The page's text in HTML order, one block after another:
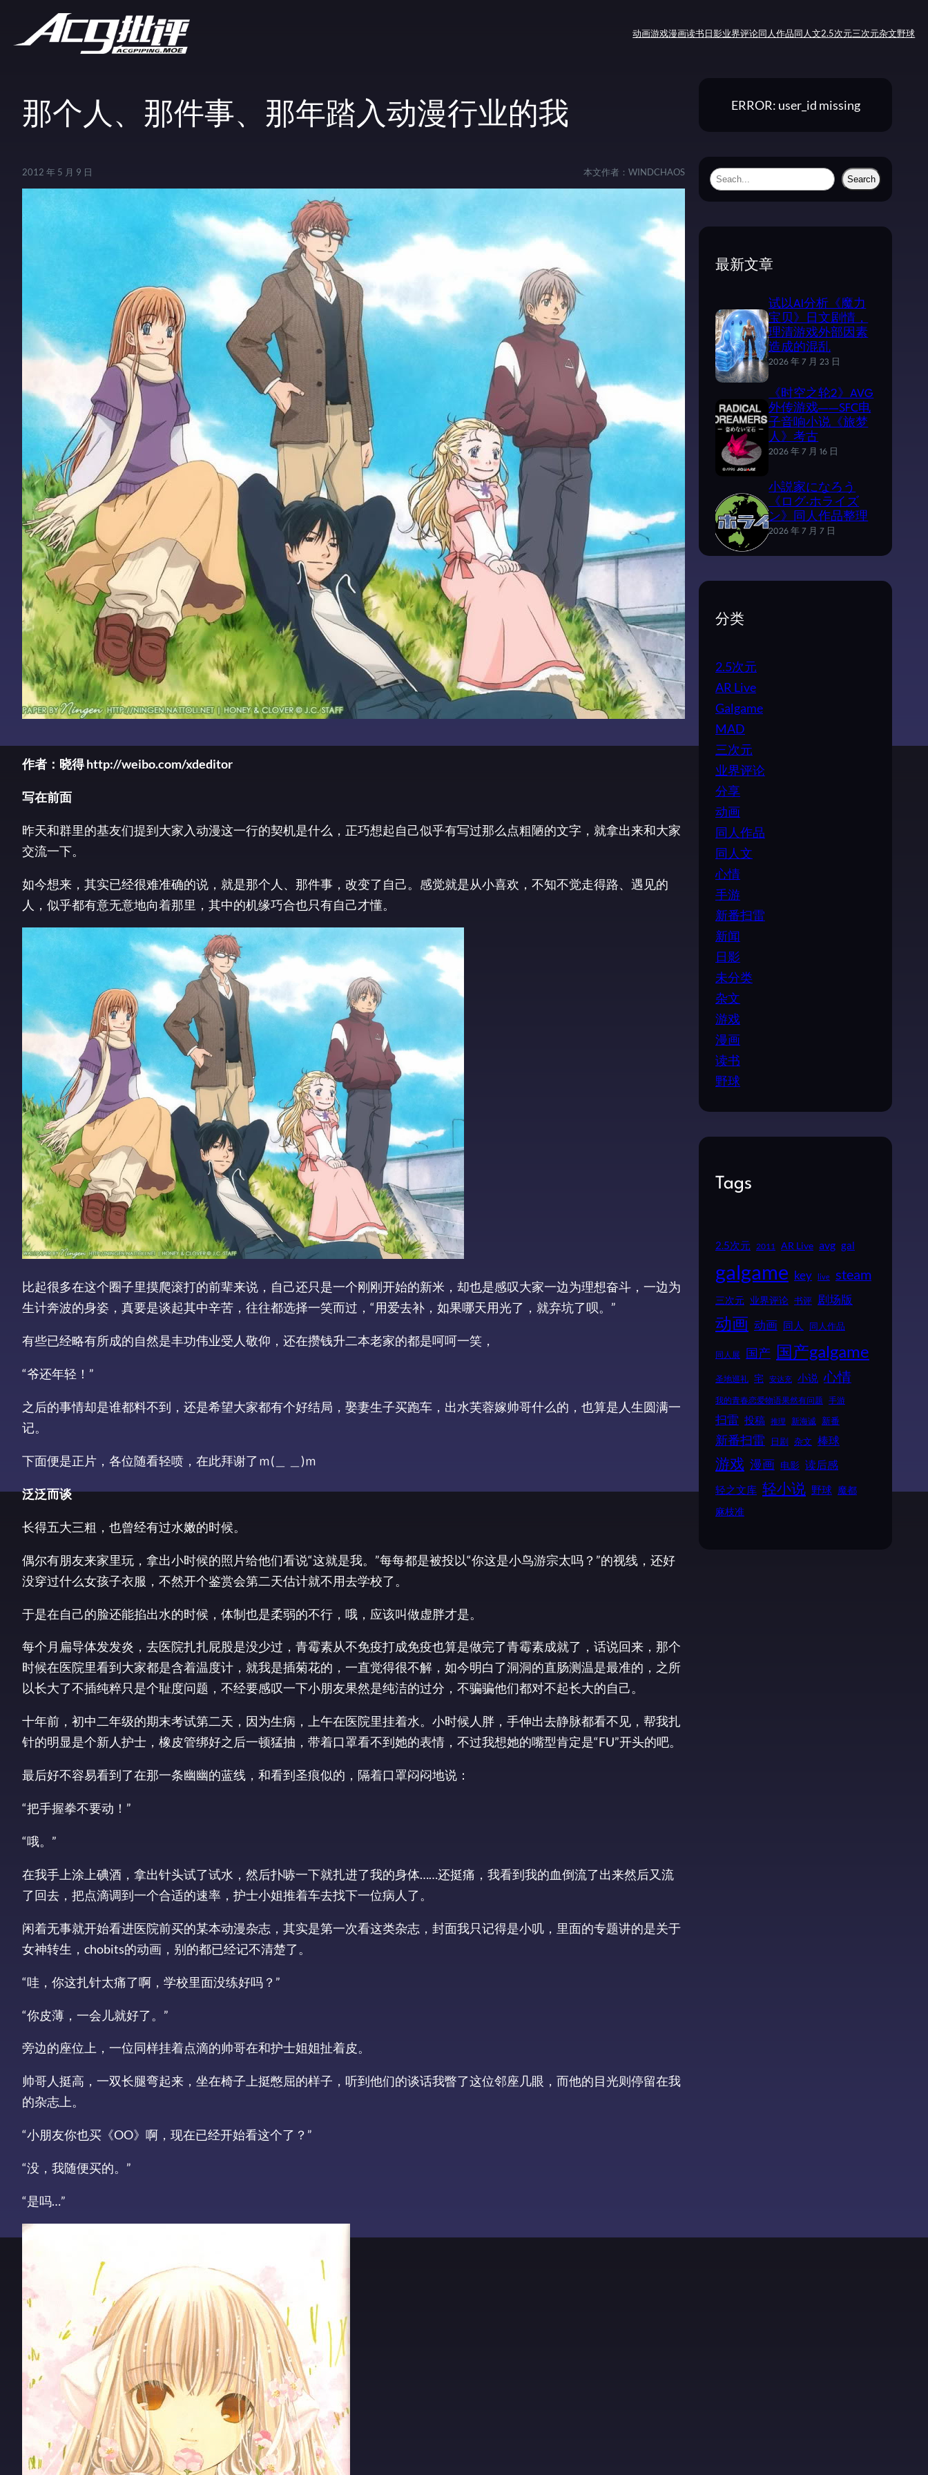
动画游戏漫画读书日影业界评论同人作品同人文2.5次元三次元杂文野球
那个人、那件事、那年踏入动漫行业的我
2012 年 5 月 9 日 本文作者： WINDCHAOS
作者：晓得 http://weibo.com/xdeditor
写在前面
昨天和群里的基友们提到大家入动漫这一行的契机是什么，正巧想起自己似乎有写过那么点粗陋的文字，就拿出来和大家
交流一下。
如今想来，其实已经很难准确的说，就是那个人、那件事，改变了自己。感觉就是从小喜欢，不知不觉走得路、遇见的
人，似乎都有意无意地向着那里，其中的机缘巧合也只有自己才懂。
比起很多在这个圈子里摸爬滚打的前辈来说，自己还只是一个刚刚开始的新米，却也是感叹大家一边为理想奋斗，一边为
生计奔波的身姿，真要是谈起其中辛苦，往往都选择一笑而过，“用爱去补，如果哪天用光了，就弃坑了呗。”
有些已经略有所成的自然是丰功伟业受人敬仰，还在攒钱升二本老家的都是呵呵一笑，
“爷还年轻！”
之后的事情却是谁都料不到，还是希望大家都有个好结局，娶妻生子买跑车，出水芙蓉嫁帅哥什么的，也算是人生圆满一
记。
下面便是正片，各位随看轻喷，在此拜谢了ｍ(＿ ＿)ｍ
泛泛而谈
长得五大三粗，也曾经有过水嫩的时候。
偶尔有朋友来家里玩，拿出小时候的照片给他们看说“这就是我。”每每都是被投以“你这是小鸟游宗太吗？”的视线，还好
没穿过什么女孩子衣服，不然开个鉴赏会第二天估计就不用去学校了。
于是在自己的脸还能掐出水的时候，体制也是柔弱的不行，哦，应该叫做虚胖才是。
每个月扁导体发发炎，去医院扎扎屁股是没少过，青霉素从不免疫打成免疫也算是做完了青霉素成就了，话说回来，那个
时候在医院里看到大家都是含着温度计，就我是插菊花的，一直觉得很不解，如今明白了洞洞的直肠测温是最准的，之所
以长大了不插纯粹只是个耻度问题，不经要感叹一下小朋友果然是纯洁的过分，不骗骗他们都对不起长大的自己。
十年前，初中二年级的期末考试第二天，因为生病，上午在医院里挂着水。小时候人胖，手伸出去静脉都看不见，帮我扎
针的明显是个新人护士，橡皮管绑好之后一顿猛抽，带着口罩看不到她的表情，不过我想她的嘴型肯定是“FU”开头的吧。
最后好不容易看到了在那一条幽幽的蓝线，和看到圣痕似的，隔着口罩闷闷地说：
“把手握拳不要动！”
“哦。”
在我手上涂上碘酒，拿出针头试了试水，然后扑哧一下就扎进了我的身体……还挺痛，我看到我的血倒流了出来然后又流
了回去，把点滴调到一个合适的速率，护士小姐推着车去找下一位病人了。
闲着无事就开始看进医院前买的某本动漫杂志，其实是第一次看这类杂志，封面我只记得是小叽，里面的专题讲的是关于
女神转生，chobits的动画，别的都已经记不清楚了。
“哇，你这扎针太痛了啊，学校里面没练好吗？”
“你皮薄，一会儿就好了。”
旁边的座位上，一位同样挂着点滴的帅哥在和护士姐姐扯着皮。
帅哥人挺高，一双长腿弯起来，坐在椅子上挺憋屈的样子，听到他们的谈话我瞥了这位邻座几眼，而他的目光则停留在我
的杂志上。
“小朋友你也买《OO》啊，现在已经开始看这个了？”
“没，我随便买的。”
“是吗…”
ERROR: user_id missing
S
e
Search
最新文章
试以AI分析《魔力
宝贝》日文剧情，
理清游戏外部因素
造成的混乱
2026 年 7 月 23 日
《时空之轮2》AVG
外传游戏——SFC电
子音响小说《旅梦
人》考古
2026 年 7 月 16 日
小説家になろう
《ログ·ホライズ
ン》同人作品整理
2026 年 7 月 7 日
分类
2.5次元
AR Live
Galgame
MAD
三次元
业界评论
分享
动画
同人作品
同人文
心情
手游
新番扫雷
新闻
日影
未分类
杂文
游戏
漫画
读书
野球
Tags
2.5次元 2011 AR Live avg gal
galgame key live steam
三次元 业界评论 书评 剧场版
动画 动画 同人 同人作品
同人展 国产 国产galgame
圣地巡礼 宅 安达充 小说 心情
我的青春恋爱物语果然有问题 手游
扫雷 投稿 推理 新海诚 新番
新番扫雷 日剧 杂文 棒球
游戏 漫画 电影 读后感
轻之文库 轻小说 野球 魔都
麻枝准